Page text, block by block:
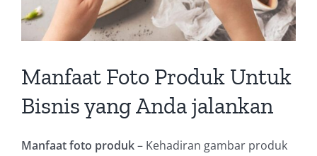
Manfaat Foto Produk Untuk
Bisnis yang Anda jalankan
Manfaat foto produk– Kehadiran gambar produk